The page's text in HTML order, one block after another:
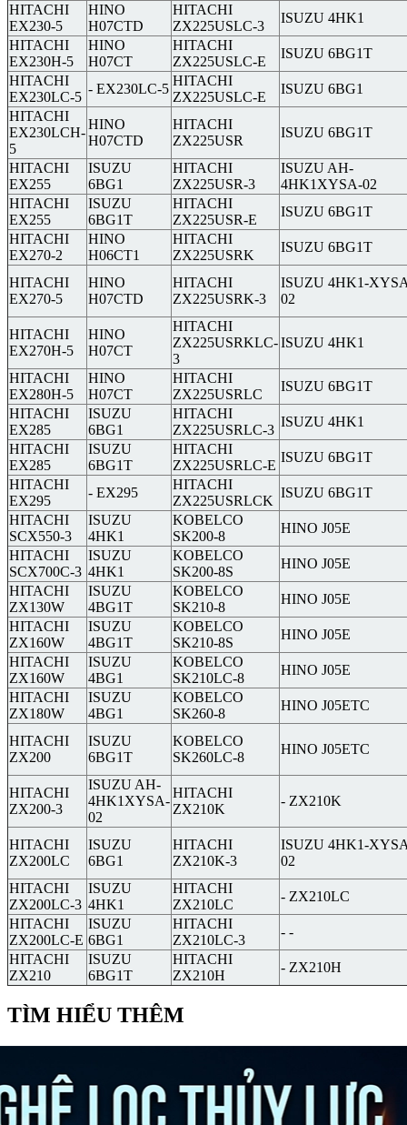
HITACHI
EX230-5
HINO
H07CTD
HITACHI
ZX225USLC-3
ISUZU 4HK1
HITACHI
EX230H-5
HINO
H07CT
HITACHI
ZX225USLC-E
ISUZU 6BG1T
HITACHI
EX230LC-5
- EX230LC-5
HITACHI
ZX225USLC-E
ISUZU 6BG1
HITACHI
EX230LCH-
5
HINO
H07CTD
HITACHI
ZX225USR
ISUZU 6BG1T
HITACHI
EX255
ISUZU
6BG1
HITACHI
ZX225USR-3
ISUZU AH-
4HK1XYSA-02
HITACHI
EX255
ISUZU
6BG1T
HITACHI
ZX225USR-E
ISUZU 6BG1T
HITACHI
EX270-2
HINO
H06CT1
HITACHI
ZX225USRK
ISUZU 6BG1T
HITACHI
EX270-5
HINO
H07CTD
HITACHI
ZX225USRK-3
ISUZU 4HK1-
02
HITACHI
EX270H-5
HINO
H07CT
HITACHI
ZX225USRKLC-
3
ISUZU 4HK1
HITACHI
EX280H-5
HINO
H07CT
HITACHI
ZX225USRLC
ISUZU 6BG1T
HITACHI
EX285
ISUZU
6BG1
HITACHI
ZX225USRLC-3
ISUZU 4HK1
HITACHI
EX285
ISUZU
6BG1T
HITACHI
ZX225USRLC-E
ISUZU 6BG1T
HITACHI
EX295
- EX295
HITACHI
ZX225USRLCK
ISUZU 6BG1T
HITACHI
SCX550-3
ISUZU
4HK1
KOBELCO
SK200-8
HINO J05E
HITACHI
SCX700C-3
ISUZU
4HK1
KOBELCO
SK200-8S
HINO J05E
HITACHI
ZX130W
ISUZU
4BG1T
KOBELCO
SK210-8
HINO J05E
HITACHI
ZX160W
ISUZU
4BG1T
KOBELCO
SK210-8S
HINO J05E
HITACHI
ZX160W
ISUZU
4BG1
KOBELCO
SK210LC-8
HINO J05E
HITACHI
ZX180W
ISUZU
4BG1
KOBELCO
SK260-8
HINO J05ETC
HITACHI
ZX200
ISUZU
6BG1T
KOBELCO
SK260LC-8
HINO J05ETC
HITACHI
ZX200-3
ISUZU AH-
4HK1XYSA-
02
HITACHI
ZX210K
- ZX210K
HITACHI
ZX200LC
ISUZU
6BG1
HITACHI
ZX210K-3
ISUZU 4HK1-
02
HITACHI
ZX200LC-3
ISUZU
4HK1
HITACHI
ZX210LC
- ZX210LC
HITACHI
ZX200LC-E
ISUZU
6BG1
HITACHI
ZX210LC-3
- -
HITACHI
ZX210
ISUZU
6BG1T
HITACHI
ZX210H
- ZX210H
TÌM HIỂU THÊM